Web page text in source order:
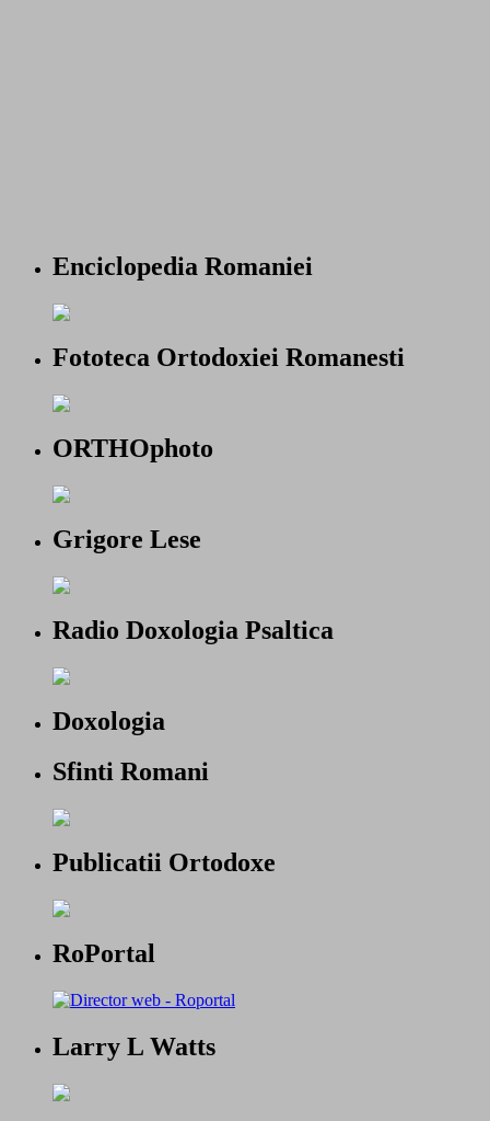
Enciclopedia Romaniei
Fototeca Ortodoxiei Romanesti
ORTHOphoto
Grigore Lese
Radio Doxologia Psaltica
Doxologia
Sfinti Romani
Publicatii Ortodoxe
RoPortal
Larry L Watts